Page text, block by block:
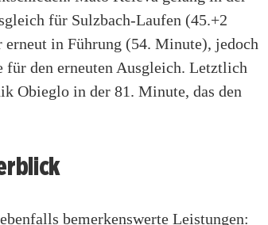
für Sulzbach-Laufen (45.+2
in Führung (54. Minute), jedoch
den erneuten Ausgleich. Letztlich
Obieglo in der 81. Minute, das den
bemerkenswerte Leistungen: